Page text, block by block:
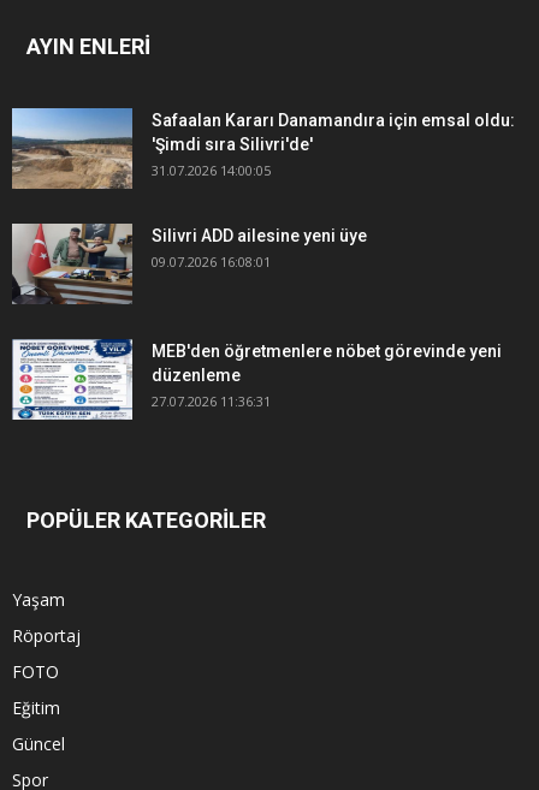
AYIN ENLERİ
Safaalan Kararı Danamandıra için emsal oldu:
'Şimdi sıra Silivri'de'
31.07.2026 14:00:05
Silivri ADD ailesine yeni üye
09.07.2026 16:08:01
MEB'den öğretmenlere nöbet görevinde yeni
düzenleme
27.07.2026 11:36:31
POPÜLER KATEGORİLER
Yaşam
Röportaj
FOTO
Eğitim
Güncel
Spor